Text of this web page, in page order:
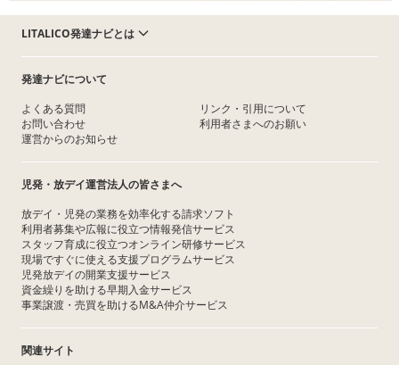
LITALICO発達ナビとは
発達ナビについて
よくある質問
お問い合わせ
運営からのお知らせ
リンク・引用について
利用者さまへのお願い
児発・放デイ運営法人の皆さまへ
放デイ・児発の業務を効率化する請求ソフト
利用者募集や広報に役立つ情報発信サービス
スタッフ育成に役立つオンライン研修サービス
現場ですぐに使える支援プログラムサービス
児発放デイの開業支援サービス
資金繰りを助ける早期入金サービス
事業譲渡・売買を助けるM&A仲介サービス
関連サイト